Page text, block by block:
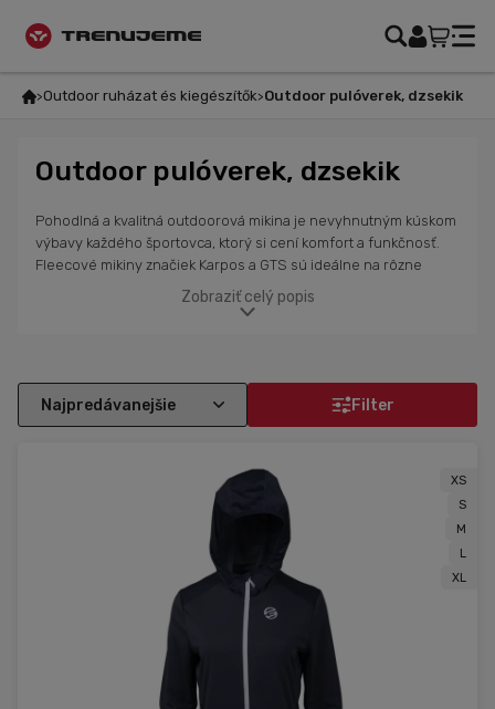
Outdoor ruházat és kiegészítők Outdoor pulóverek, dzsekik
Outdoor pulóverek, dzsekik
Pohodlná a kvalitná outdoorová mikina je nevyhnutným kúskom
výbavy každého športovca, ktorý si cení komfort a funkčnosť.
Fleecové mikiny značiek Karpos a GTS sú ideálne na rôzne
outdoorové aktivity, od turistiky až po bežné nosenie. Fleecový
materiál je vynikajúci pri udržiavaní tepla, zároveň je ľahký a
chladnom počasí alebo ako druhá vrstva pod zimné bundy.
Zobraziť celý popis
Filter
XS
S
M
L
XL